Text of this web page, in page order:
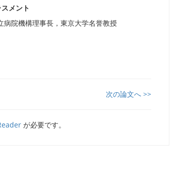
メント
病院機構理事長，東京大学名誉教授
次の論文へ >>
が必要です。